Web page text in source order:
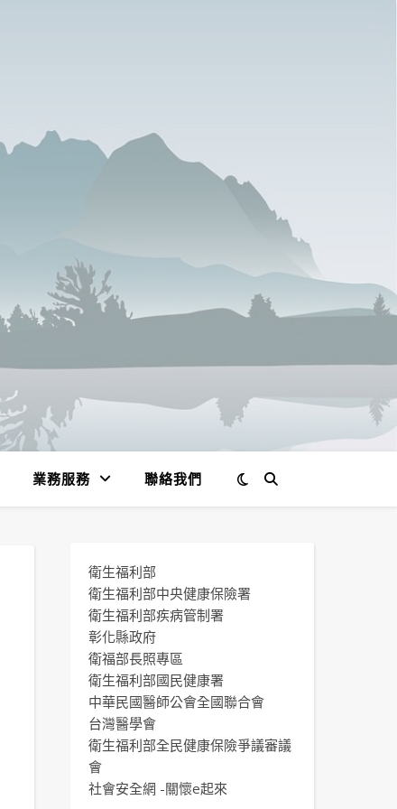
業務服務 聯絡我們
衛生福利部
衛生福利部中央健康保險署
衛生福利部疾病管制署
彰化縣政府
衛福部長照專區
衛生福利部國民健康署
中華民國醫師公會全國聯合會
台灣醫學會
衛生福利部全民健康保險爭議審議
會
社會安全網 -關懷e起來